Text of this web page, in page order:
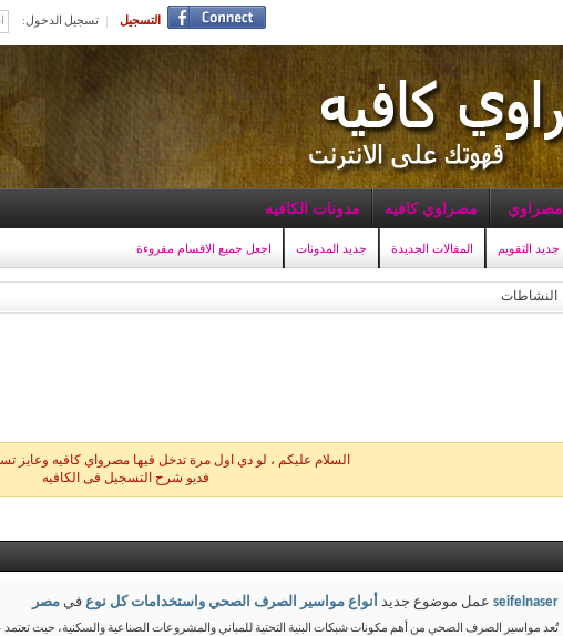
التسجيل تسجيل الدخول:
جديد التقويم المقالات الجديدة جديد المدونات اجعل جميع الاقسام مقروءة
مصراوي مصراوي كافيه مدونات الكافيه
النشاطات
السلام عليكم ، لو دي اول مرة تدخل فيها مصرواي كافيه وعايز
فديو شرح التسجيل فى الكافيه
seifelnaser عمل موضوع جديد أنواع مواسير الصرف الصحي واستخدامات كل نوع في مصر
تُعد مواسير الصرف الصحي من أهم مكونات شبكات البنية التحتية للمباني والمشروعات الصناعية والسكنية، حيث